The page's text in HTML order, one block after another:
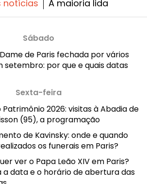
notícias A maioria lida
Sábado
de Paris fechada por vários
setembro: por que e quais datas
Sexta-feira
Patrimônio 2026: visitas à Abadia de
(95), a programação
de Kavinsky: onde e quando
os funerais em Paris?
ver o Papa Leão XIV em Paris?
a data e o horário de abertura das